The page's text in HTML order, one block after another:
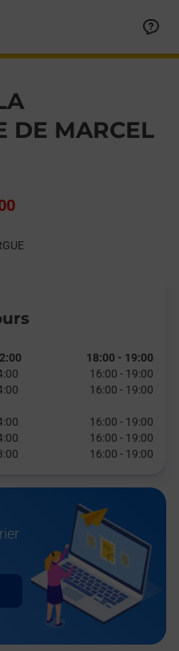
DE MARCEL
18:00 - 19:00
16:00 - 19:00
16:00 - 19:00
16:00 - 19:00
16:00 - 19:00
16:00 - 19:00